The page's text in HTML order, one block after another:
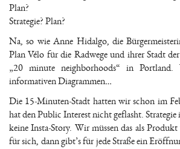
Plan?
Strategie? Plan?
Na, so wie Anne Hidalgo, die
Plan Vélo für die Radwege und ihrer Stadt
„20 minute neighborhoods“ in
informativen Diagrammen…
Die 15-Minuten-Stadt hatten wir schon im
hat den Public Interest nicht geflasht. Strategie
keine Insta-Story. Wir müssen das als Produkt
für sich, dann gibt’s für jede Straße ein